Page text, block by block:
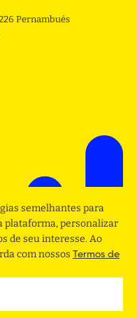
Pernambués
semelhantes para
plataforma, personalizar
de seu interesse. Ao
com nossos Termos de